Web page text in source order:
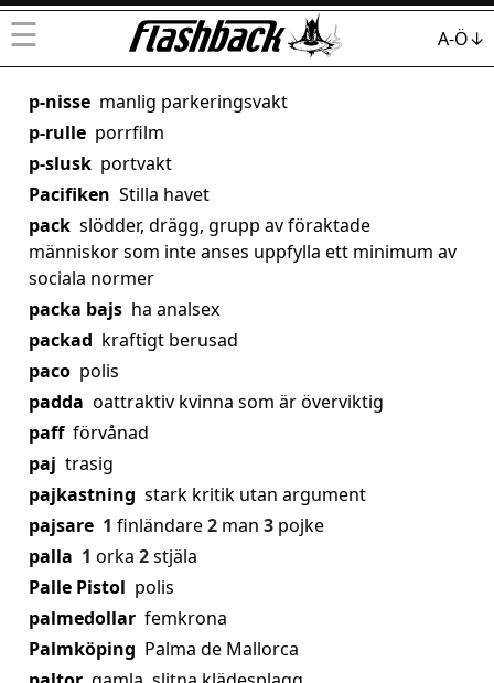
☰ A-Ö↓
p-nisse manlig parkeringsvakt
p-rulle porrfilm
p-slusk portvakt
Pacifiken Stilla havet
pack slödder, drägg, grupp av föraktade
människor som inte anses uppfylla ett minimum av
sociala normer
packa bajs ha analsex
packad kraftigt berusad
paco polis
padda oattraktiv kvinna som är överviktig
paff förvånad
paj trasig
pajkastning stark kritik utan argument
pajsare 1 finländare2 man 3 pojke
palla 1 orka 2stjäla
Palle Pistol polis
palmedollar femkrona
Palmköping Palma de Mallorca